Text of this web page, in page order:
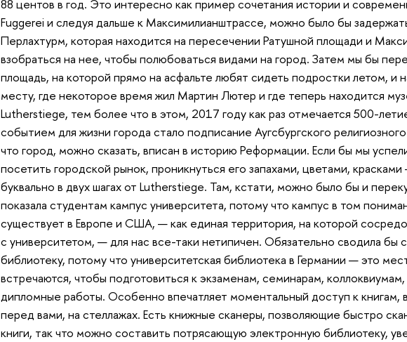
88 центов в год. Это интересно как пример сочетания истории и
Fuggerei и следуя дальше к Максимилианштрассе, можно было бы
Перлахтурм, которая находится на пересечении Ратушной площади и
взобраться на нее, чтобы полюбоваться видами на город. Затем мы бы
площадь, на которой прямо на асфальте любят сидеть подростки летом, и
месту, где некоторое время жил Мартин Лютер и где теперь находится
Lutherstiege, тем более что в этом, 2017 году как раз отмечается 500-
событием для жизни города стало подписание Аугсбургского
что город, можно сказать, вписан в историю Реформации. Если бы мы
посетить городской рынок, проникнуться его запахами, цветами,
буквально в двух шагах от Lutherstiege. Там, кстати, можно было бы и
показала студентам кампус университета, потому что кампус в том
существует в Европе и США, — как единая территория, на которой
с университетом, — для нас все-таки нетипичен. Обязательно сводила бы
библиотеку, потому что университетская библиотека в Германии — это
встречаются, чтобы подготовиться к экзаменам, семинарам,
дипломные работы. Особенно впечатляет моментальный доступ к книгам,
перед вами, на стеллажах. Есть книжные сканеры, позволяющие быстро
книги, так что можно составить потрясающую электронную библиотеку,